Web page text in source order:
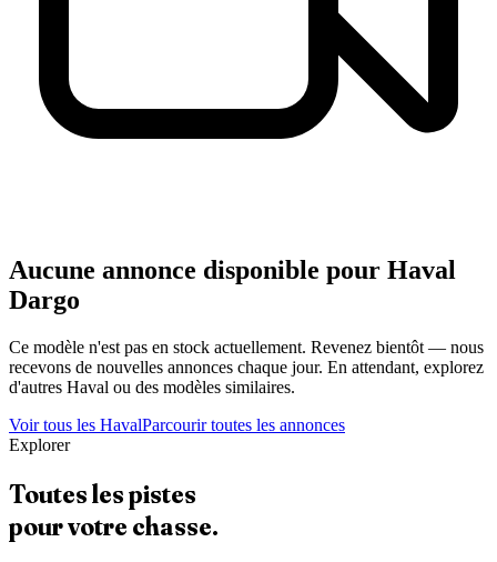
Aucune annonce disponible pour Haval
Dargo
Ce modèle n'est pas en stock actuellement. Revenez bientôt — nous
recevons de nouvelles annonces chaque jour. En attendant, explorez
d'autres Haval ou des modèles similaires.
Voir tous les HavalParcourir toutes les annonces
Explorer
Toutes les pistes
pour votre chasse.